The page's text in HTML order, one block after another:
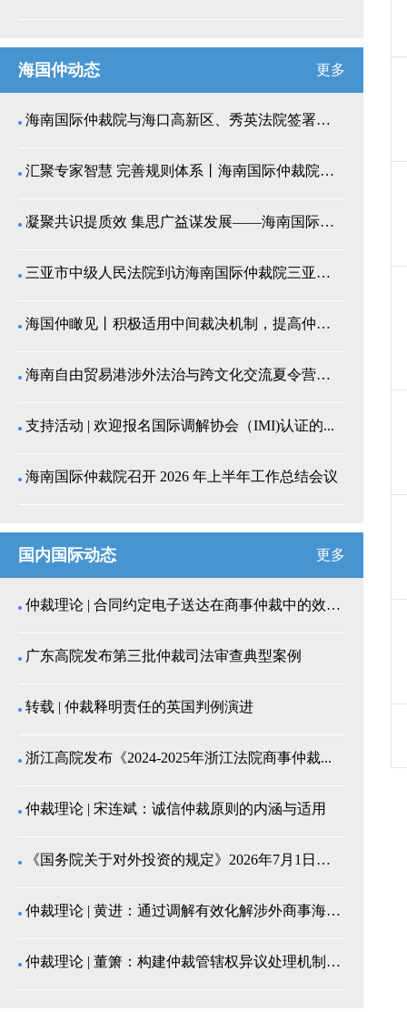
海国仲动态 更多
海南国际仲裁院与海口高新区、秀英法院签署商事纠纷多...
汇聚专家智慧 完善规则体系丨海南国际仲裁院召开仲裁...
凝聚共识提质效 集思广益谋发展——海南国际仲裁院举...
三亚市中级人民法院到访海南国际仲裁院三亚分院座谈交...
海国仲瞰见丨积极适用中间裁决机制，提高仲裁公信力
海南自由贸易港涉外法治与跨文化交流夏令营师生来我院...
支持活动 | 欢迎报名国际调解协会（IMI)认证的...
海南国际仲裁院召开 2026 年上半年工作总结会议
国内国际动态 更多
仲裁理论 | 合同约定电子送达在商事仲裁中的效力认...
广东高院发布第三批仲裁司法审查典型案例
转载 | 仲裁释明责任的英国判例演进
浙江高院发布《2024-2025年浙江法院商事仲裁...
仲裁理论 | 宋连斌：诚信仲裁原则的内涵与适用
《国务院关于对外投资的规定》2026年7月1日起施...
仲裁理论 | 黄进：通过调解有效化解涉外商事海事纠...
仲裁理论 | 董箫：构建仲裁管辖权异议处理机制的中...